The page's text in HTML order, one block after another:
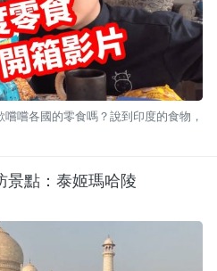
嚐各國的零食嗎？說到印度的食物，
景點：泰姬瑪哈陵